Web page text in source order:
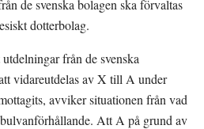
de svenska bolagen ska förvaltas
dotterbolag.
från de svenska
vidareutdelas av X till A under
avviker situationen från vad
Att A på grund av